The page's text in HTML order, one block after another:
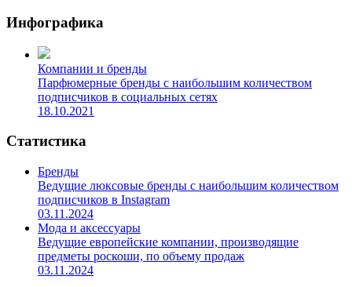
Инфографика
Компании и бренды
Парфюмерные бренды с наибольшим количеством
подписчиков в социальных сетях
18.10.2021
Статистика
Бренды
Ведущие люксовые бренды с наибольшим количеством
подписчиков в Instagram
03.11.2024
Мода и аксессуары
Ведущие европейские компании, производящие
предметы роскоши, по объему продаж
03.11.2024